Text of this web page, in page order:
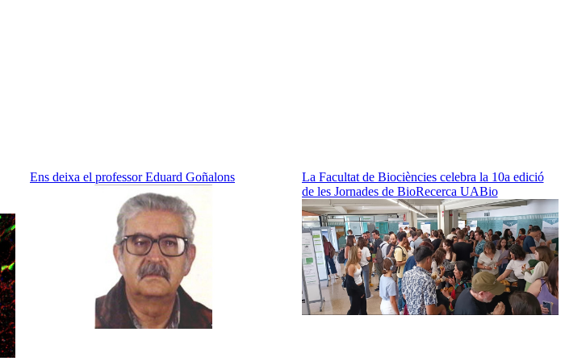
Ens deixa el professor Eduard Goñalons
La Facultat de Biociències celebra la 10a edició
de les Jornades de BioRecerca UABio